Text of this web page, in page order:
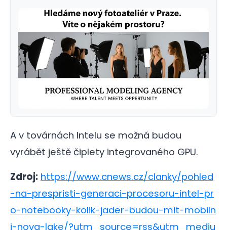
A v továrnách Intelu se možná budou
vyrábět ještě čiplety integrovaného GPU.
Zdroj: https://www.cnews.cz/clanky/pohled
-na-prespristi-generaci-procesoru-intel-pr
o-notebooky-kolik-jader-budou-mit-mobiln
i-nova-lake/?utm_source=rss&utm_mediu